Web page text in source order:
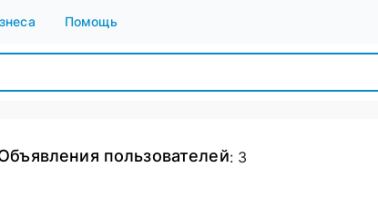
Помощь
пользователей: 3